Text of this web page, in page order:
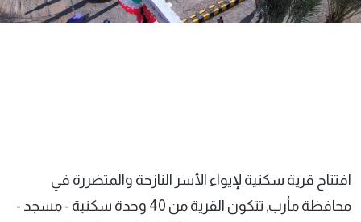
افتتاح قرية سكنية لإيواء الأسر النازحة والمتضررة في
محافظة مأرب, تتكون القرية من 40 وحدة سكنية - مسجد -